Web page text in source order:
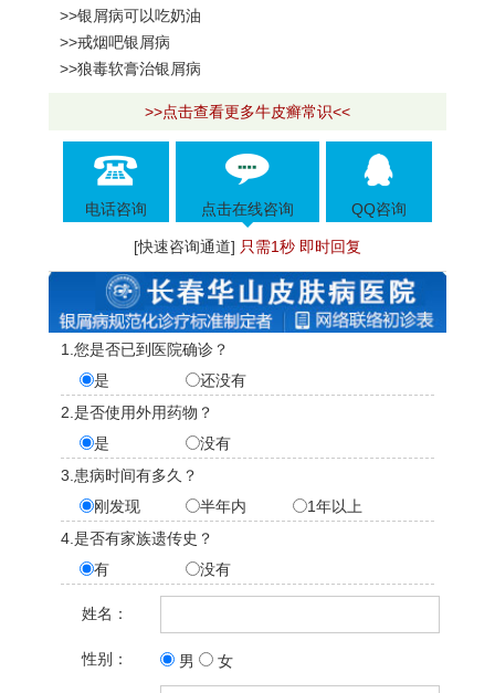
>>银屑病可以吃奶油
>>戒烟吧银屑病
>>狼毒软膏治银屑病
>>点击查看更多牛皮癣常识<<
电话咨询 点击在线咨询 QQ咨询
[快速咨询通道] 只需1秒 即时回复
1.您是否已到医院确诊？
是
还没有
2.是否使用外用药物？
是
没有
3.患病时间有多久？
刚发现
半年内
1年以上
4.是否有家族遗传史？
有
没有
姓名：
性别： 男 女